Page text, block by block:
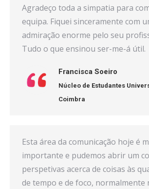
Agradeço toda a simpatia para
equipa. Fiquei sinceramente com
admiração enorme pelo seu
Tudo o que ensinou ser-me-á útil.
Francisca Soeiro
Núcleo de Estudantes
Coimbra
Esta área da comunicação hoje é
importante e pudemos abrir um
perspetivas acerca de coisas às
de tempo e de foco, normalmente